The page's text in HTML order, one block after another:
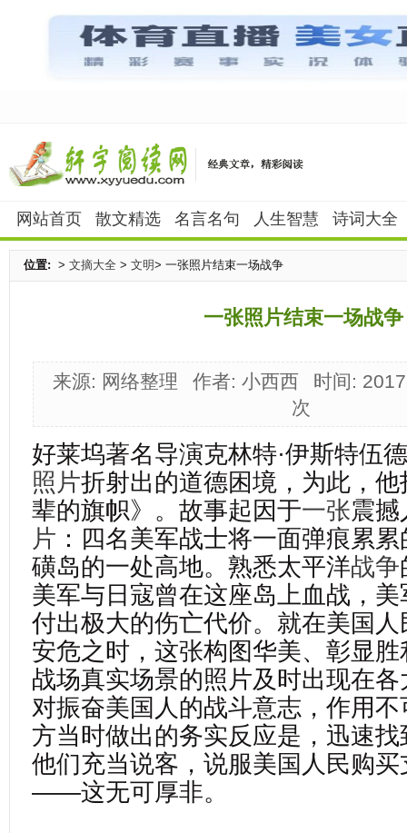
网站首页 散文精选 名言名句 人生智慧 诗词大全
位置: > 文摘大全 > 文明> 一张照片结束一场战争
一张照片结束一场战争
来源: 网络整理 作者: 小西西
时间:
次
好莱坞著名导演克林特·伊斯特伍
照片折射出的道德困境，为此，
辈的旗帜》。故事起因于一张震撼
片 ：四名美军战士将一面弹痕累
磺岛的一处高地。熟悉太平洋战争
美军与日寇曾在这座岛上血战，
付出极大的伤亡代价。就在美国
安危之时，这张构图华美、彰显
战场真实场景的照片及时出现在
对振奋美国人的战斗意志，作用
方当时做出的务实反应是，迅速
他们充当说客，说服美国人民购
——这无可厚非。